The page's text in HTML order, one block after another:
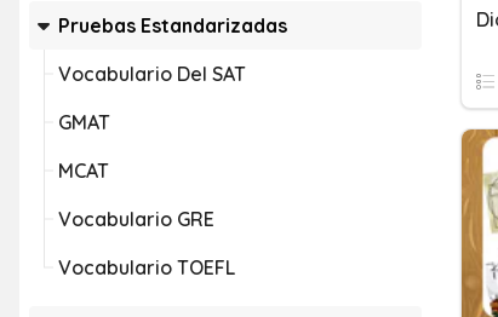
Pruebas Estandarizadas
Vocabulario Del SAT
GMAT
MCAT
Vocabulario GRE
Vocabulario TOEFL